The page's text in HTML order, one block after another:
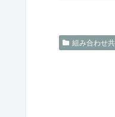
組み合わせ